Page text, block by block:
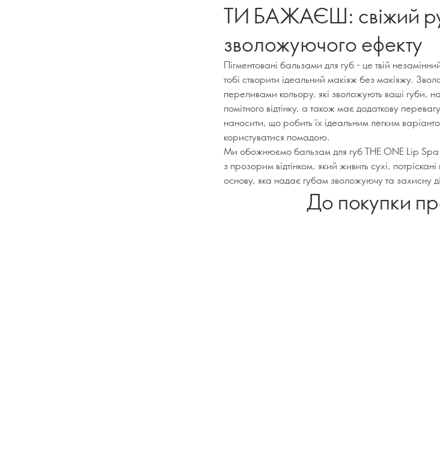
ТИ БАЖАЄШ: свіжий
зволожуючого ефекту
Пігментовані бальзами для губ - це твій
тобі створити ідеальний макіяж без макіяжу.
переливами кольору, які зволожують ваші губи,
помітного відтінку, а також має додаткову
наносити, що робить їх ідеальним легким
користуватися помадою.
Ми обожнюємо бальзам для губ THE ONE Lip
з прозорим відтінком, який живить сухі,
основу, яка надає губам зволожуючу та захисну
До покупки